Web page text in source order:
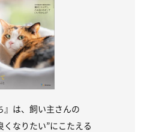
』は、飼い主さんの
くなりたい”にこたえる